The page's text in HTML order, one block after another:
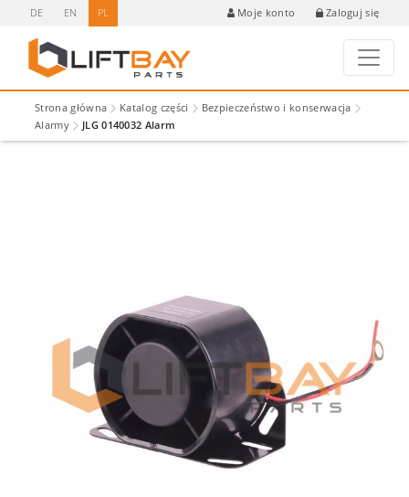
DE EN PL Moje konto Zaloguj się
Strona główna Katalog części
Bezpieczeństwo i konserwacja
Alarmy
JLG 0140032 Alarm